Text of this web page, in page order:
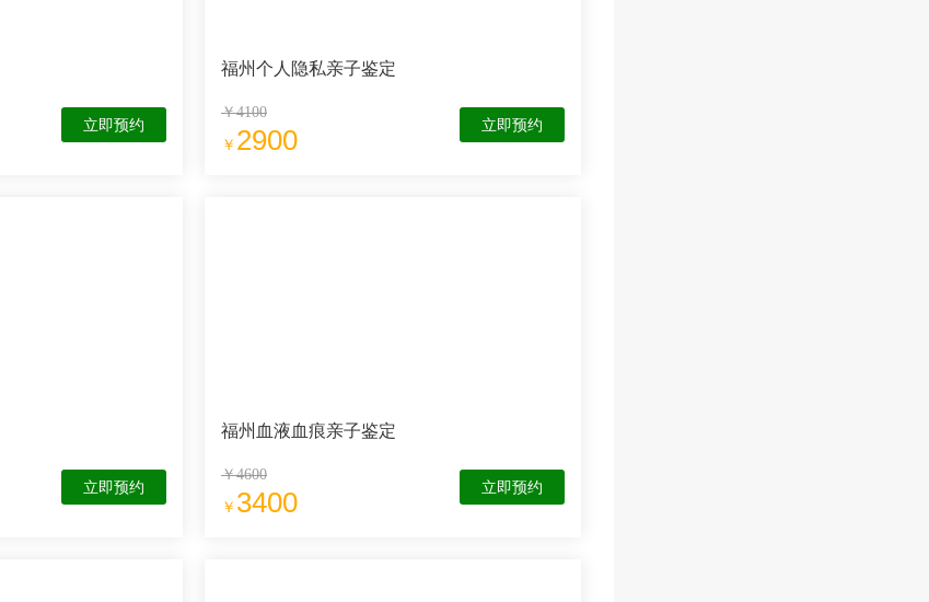
立即预约
福州个人隐私亲子鉴定
￥4100
￥ 2900 立即预约
立即预约
福州血液血痕亲子鉴定
￥4600
￥ 3400 立即预约